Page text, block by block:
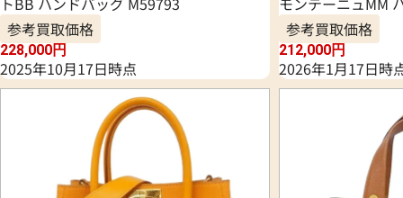
参考買取価格
228,000円
2025年10月17日時点
参考買取価格
212,000円
2026年1月17日時